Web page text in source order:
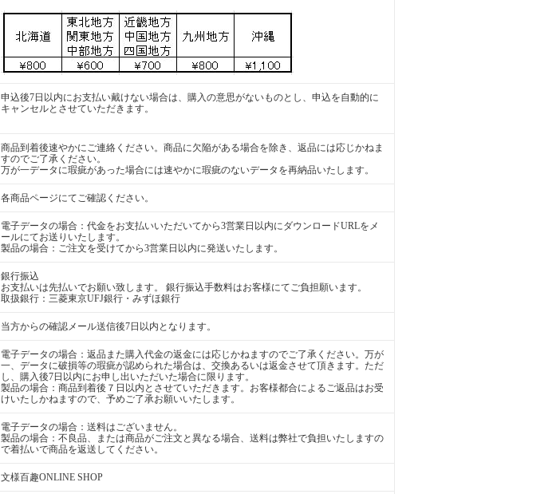
申込後7日以内にお支払い戴けない場合は、購入の意思がないものとし、申込を自動的に
キャンセルとさせていただきます。
商品到着後速やかにご連絡ください。商品に欠陥がある場合を除き、返品には応じかねま
すのでご了承ください。
万が一データに瑕疵があった場合には速やかに瑕疵のないデータを再納品いたします。
各商品ページにてご確認ください。
電子データの場合：代金をお支払いいただいてから3営業日以内にダウンロードURLをメ
ールにてお送りいたします。
製品の場合：ご注文を受けてから3営業日以内に発送いたします。
銀行振込
お支払いは先払いでお願い致します。 銀行振込手数料はお客様にてご負担願います。
取扱銀行：三菱東京UFJ銀行・みずほ銀行
当方からの確認メール送信後7日以内となります。
電子データの場合：返品また購入代金の返金には応じかねますのでご了承ください。万が
一、データに破損等の瑕疵が認められた場合は、交換あるいは返金させて頂きます。ただ
し、購入後7日以内にお申し出いただいた場合に限ります。
製品の場合：商品到着後７日以内とさせていただきます。お客様都合によるご返品はお受
けいたしかねますので、予めご了承お願いいたします。
電子データの場合：送料はございません。
製品の場合：不良品、または商品がご注文と異なる場合、送料は弊社で負担いたしますの
で着払いで商品を返送してください。
文様百趣ONLINE SHOP